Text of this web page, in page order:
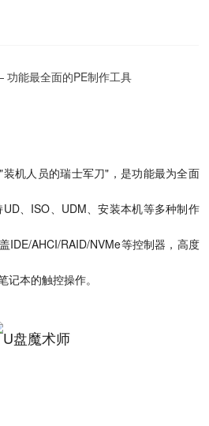
能最全面的PE制作工具
机人员的瑞士军刀"，是功能最为全面
、ISO、UDM、安装本机等多种制作
IDE/AHCI/RAID/NVMe等控制器，高度
本的触控操作。